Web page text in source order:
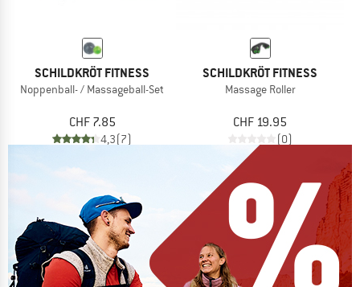
SCHILDKRÖT FITNESS
Noppenball- / Massageball-Set
CHF 7.85
4,3(7)
SCHILDKRÖT FITNESS
Massage Roller
CHF 19.95
(0)